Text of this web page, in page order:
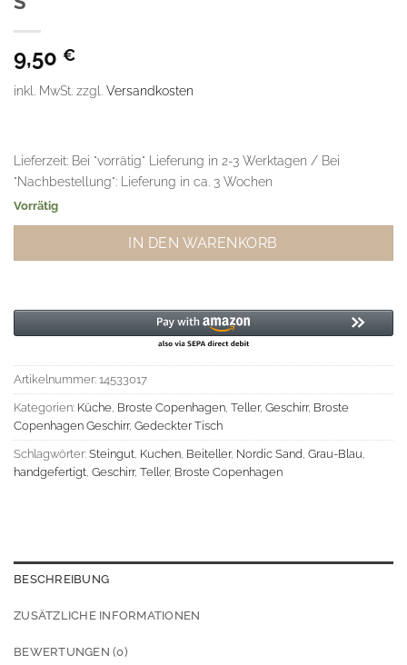
9,50 €
inkl. MwSt. zzgl. Versandkosten
Lieferzeit: Bei "vorrätig" Lieferung in 2-3 Werktagen / Bei
"Nachbestellung": Lieferung in ca. 3 Wochen
Vorrätig
IN DEN WARENKORB
Artikelnummer: 14533017
Kategorien: Küche, Broste Copenhagen, Teller, Geschirr, Broste
Copenhagen Geschirr, Gedeckter Tisch
Schlagwörter: Steingut, Kuchen, Beiteller, Nordic Sand, Grau-Blau,
handgefertigt, Geschirr, Teller, Broste Copenhagen
BESCHREIBUNG
ZUSÄTZLICHE INFORMATIONEN
BEWERTUNGEN (0)